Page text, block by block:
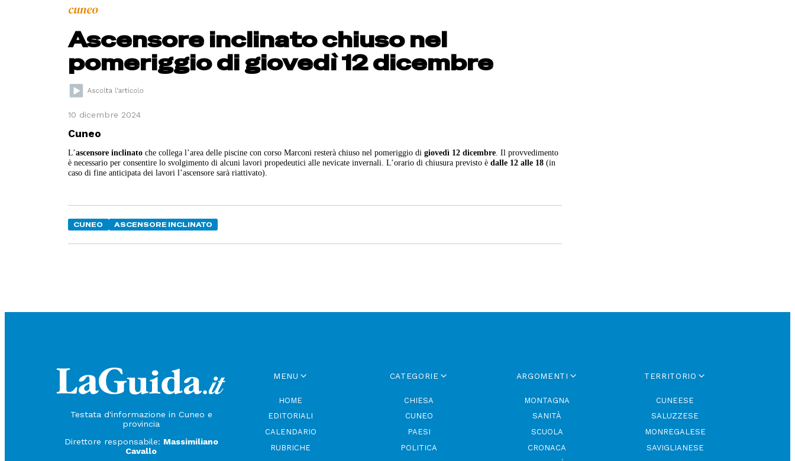
cuneo
Ascensore inclinato chiuso nel
pomeriggio di giovedì 12 dicembre
10 dicembre 2024
Cuneo
L’ascensore inclinato che collega l’area delle piscine con corso Marconi resterà chiuso nel pomeriggio digiovedì 12 dicembre . Il provvedimento
è necessario per consentire lo svolgimento di alcuni lavori propedeutici alle nevicate invernali. L’orario di chiusura previsto èdalle 12 alle 18 (in
caso di fine anticipata dei lavori l’ascensore sarà riattivato).
CUNEO ASCENSORE INCLINATO
Testata d'informazione in Cuneo e
provincia
Direttore responsabile: Massimiliano
Cavallo
MENU
HOME
EDITORIALI
CALENDARIO
RUBRICHE
CATEGORIE
CHIESA
CUNEO
PAESI
POLITICA
ARGOMENTI
MONTAGNA
SANITÀ
SCUOLA
CRONACA
TERRITORIO
CUNEESE
SALUZZESE
MONREGALESE
SAVIGLIANESE